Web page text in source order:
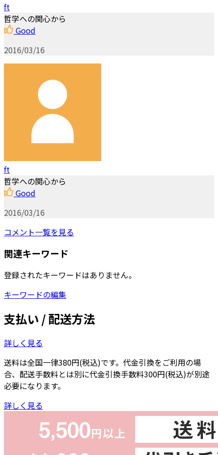
ft
哲学への関心から
Good
2016/03/16
ft
哲学への関心から
Good
2016/03/16
コメント一覧を見る
関連キーワード
登録されたキーワードはありません。
キーワードの編集
支払い / 配送方法
詳しく見る
送料は全国一律380円(税込)です。代金引換をご利用の場
合、配送手数料とは別に代金引換手数料300円(税込)が別途
必要になります。
詳しく見る